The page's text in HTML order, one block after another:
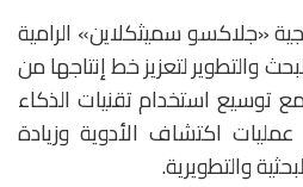
«جلاكسو سميثكلاين» الرامية
والتطوير لتعزيز خط إنتاجها من
مع توسيع استخدام تقنيات الذكاء
اكتشاف الأدوية وزيادة
والتطويرية.